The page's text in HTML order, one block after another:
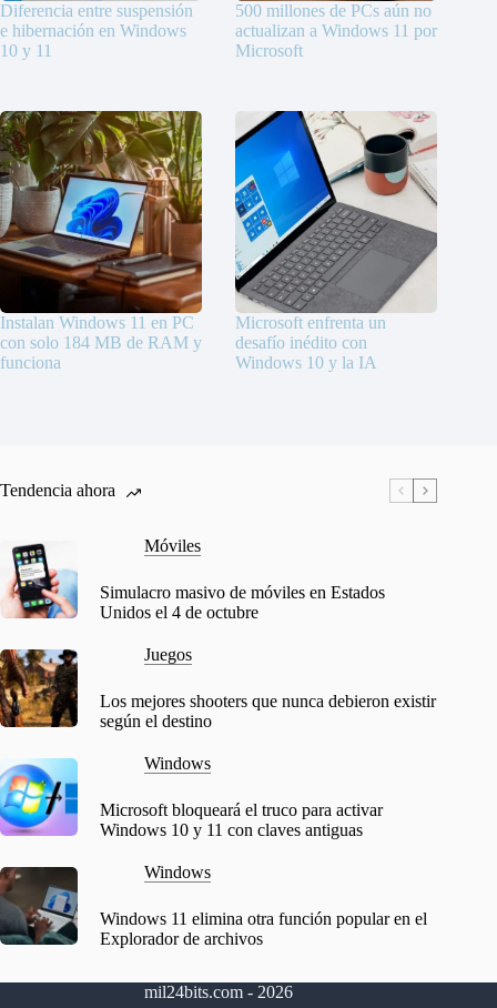
Diferencia entre suspensión
e hibernación en Windows
10 y 11
500 millones de PCs aún no
actualizan a Windows 11 por
Microsoft
Instalan Windows 11 en PC
con solo 184 MB de RAM y
funciona
Microsoft enfrenta un
desafío inédito con
Windows 10 y la IA
Tendencia ahora
Móviles
Simulacro masivo de móviles en Estados
Unidos el 4 de octubre
Juegos
Los mejores shooters que nunca debieron existir
según el destino
Windows
Microsoft bloqueará el truco para activar
Windows 10 y 11 con claves antiguas
Windows
Windows 11 elimina otra función popular en el
Explorador de archivos
mil24bits.com - 2026